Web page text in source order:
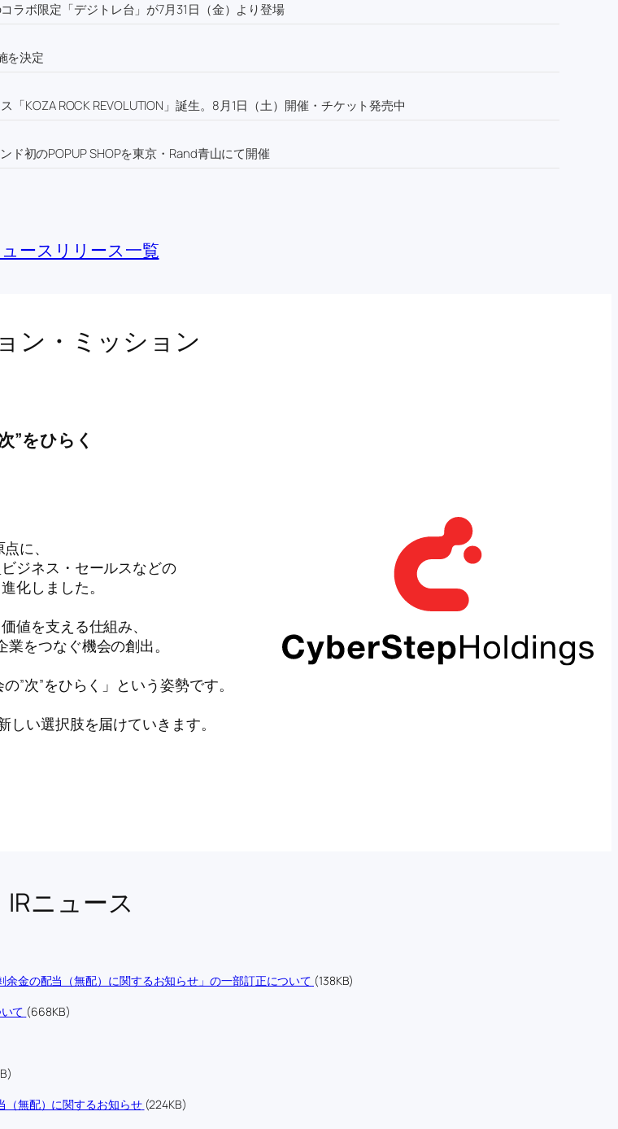
ラボ限定「デジトレ台」が7月31日（金）より登場
を決定
KOZA ROCK REVOLUTION」誕生。8月1日（土）開催・チケット発売中
初のPOPUP SHOPを東京・Rand青山にて開催
ースリリース一覧
ン・ミッション
”をひらく
に、
ジネス・セールスなどの
化しました。
値を支える仕組み、
をつなぐ機会の創出。
”次”をひらく」という姿勢です。
い選択肢を届けていきます。
IRニュース
金の配当（無配）に関するお知らせ」の一部訂正について (138KB)
て (668KB)
（無配）に関するお知らせ (224KB)